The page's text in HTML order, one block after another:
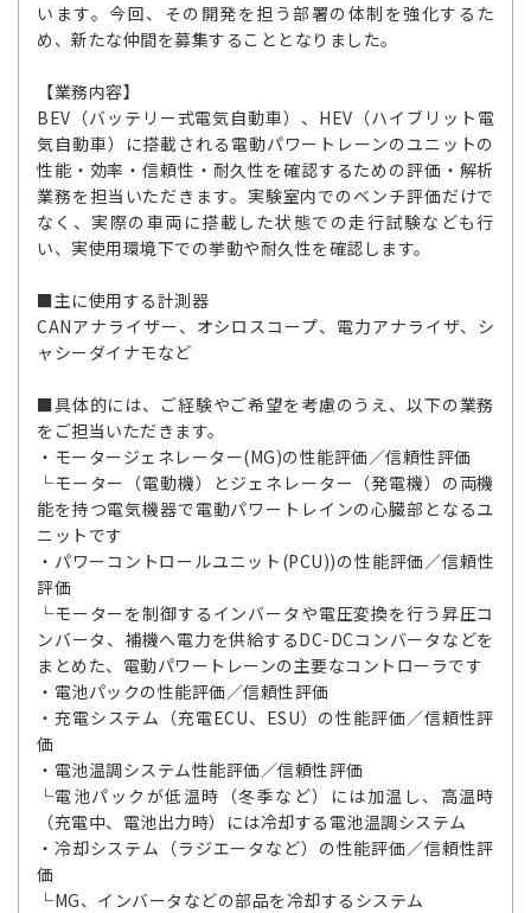
います。今回、その開発を担う部署の体制を強化するた
め、新たな仲間を募集することとなりました。
【業務内容】
BEV（バッテリー式電気自動車）、HEV（ハイブリット電
気自動車）に搭載される電動パワートレーンのユニットの
性能・効率・信頼性・耐久性を確認するための評価・解析
業務を担当いただきます。実験室内でのベンチ評価だけで
なく、実際の車両に搭載した状態での走行試験なども行
い、実使用環境下での挙動や耐久性を確認します。
■主に使用する計測器
CANアナライザー、オシロスコープ、電力アナライザ、シ
ャシーダイナモなど
■具体的には、ご経験やご希望を考慮のうえ、以下の業務
をご担当いただきます。
・モータージェネレーター(MG)の性能評価／信頼性評価
└モーター（電動機）とジェネレーター（発電機）の両機
能を持つ電気機器で電動パワートレインの心臓部となるユ
ニットです
・パワーコントロールユニット(PCU))の性能評価／信頼性
評価
└モーターを制御するインバータや電圧変換を行う昇圧コ
ンバータ、補機へ電力を供給するDC-DCコンバータなどを
まとめた、電動パワートレーンの主要なコントローラです
・電池パックの性能評価／信頼性評価
・充電システム（充電ECU、ESU）の性能評価／信頼性評
価
・電池温調システム性能評価／信頼性評価
└電池パックが低温時（冬季など）には加温し、高温時
（充電中、電池出力時）には冷却する電池温調システム
・冷却システム（ラジエータなど）の性能評価／信頼性評
価
└MG、インバータなどの部品を冷却するシステム